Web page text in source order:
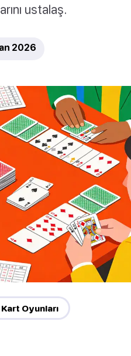
ustalaş.
2026
Kart Oyunları